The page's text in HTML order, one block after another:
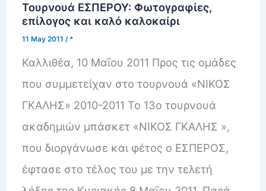
Τουρνουά ΕΣΠΕΡΟΥ: Φωτογραφίες,
επίλογος και καλό καλοκαίρι
11 May 2011/ *
Καλλιθέα, 10 Μαΐου 2011 Προς τις ομάδες
που συμμετείχαν στο τουρνουά «ΝΙΚΟΣ
ΓΚΑΛΗΣ» 2010-2011 Το 13ο τουρνουά
ακαδημιών μπάσκετ «ΝΙΚΟΣ ΓΚΑΛΗΣ »,
που διοργάνωσε και φέτος ο ΕΣΠΕΡΟΣ,
έφτασε στο τέλος του με την τελετή